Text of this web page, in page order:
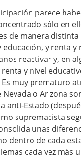
parece
sólo en
de manera
y renta
reactivar y, en
y nivel
muy prematuro
o Arizona
anti-Estado
supremacista
unas
dentro de cada
cada vez más